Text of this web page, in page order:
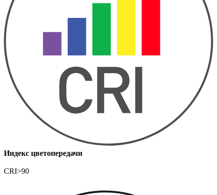
Индекс цветопередачи
CRI>90